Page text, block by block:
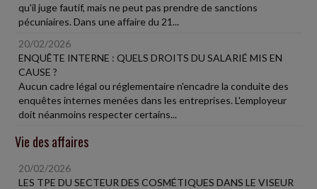
qu'il juge fautif, mais ne peut pas prendre de sanctions
pécuniaires. Dans une affaire du 21...
20/02/2026
ENQUÊTE INTERNE : QUELS DROITS DU SALARIÉ MIS EN
CAUSE ?
Aucun cadre légal ou réglementaire n'encadre la conduite des
enquêtes internes menées dans les entreprises. L'employeur
doit néanmoins respecter certains...
Vie des affaires
20/02/2026
LES TPE DU SECTEUR DES COSMÉTIQUES DANS LE VISEUR